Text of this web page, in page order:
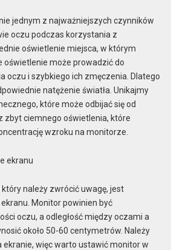
jednym z najważniejszych czynników
oczu podczas korzystania z
oświetlenie miejsca, w którym
oświetlenie może prowadzić do
oczu i szybkiego ich zmęczenia. Dlatego
natężenie światła. Unikajmy
które może odbijać się od
zbyt ciemnego oświetlenia, które
wzroku na monitorze.
ekranu
należy zwrócić uwagę, jest
Monitor powinien być
oczu, a odległość między oczami a
około 50-60 centymetrów. Należy
ekranie, więc warto ustawić monitor w